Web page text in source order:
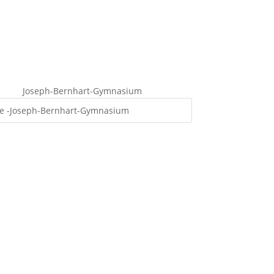
Joseph-Bernhart-Gymnasium